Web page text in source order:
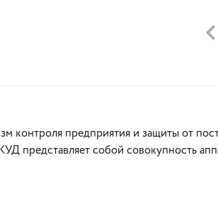
контроля предприятия и защиты от
представляет собой совокупность